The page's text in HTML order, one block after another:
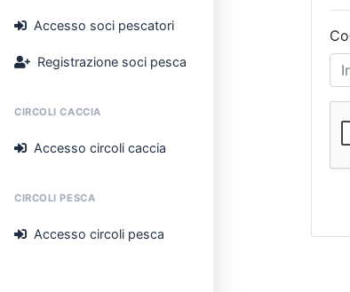
Accesso soci pescatori
Registrazione soci pesca
CIRCOLI CACCIA
Accesso circoli caccia
CIRCOLI PESCA
Accesso circoli pesca